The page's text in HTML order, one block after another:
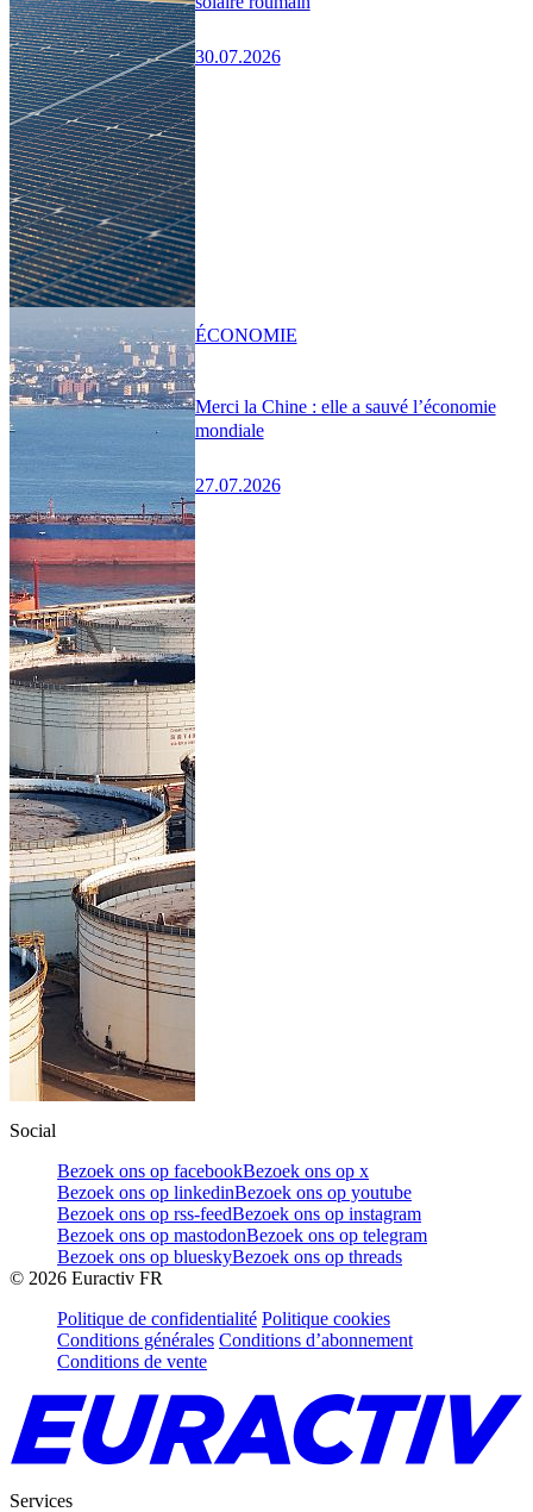
30.07.2026
Merci la Chine : elle a sauvé l’économie
mondiale
27.07.2026
ÉCONOMIE
Social
Bezoek ons op facebookBezoek ons op x
Bezoek ons op linkedinBezoek ons op youtube
Bezoek ons op rss-feedBezoek ons op instagram
Bezoek ons op mastodonBezoek ons op telegram
Bezoek ons op blueskyBezoek ons op threads
© 2026 Euractiv FR
Politique de confidentialité Politique cookies
Conditions générales Conditions d’abonnement
Conditions de vente
Services